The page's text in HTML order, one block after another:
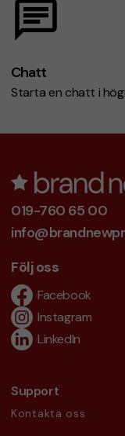
Chatt
Starta en chatt i
019-760 65 00
Följ oss
Facebook
Instagram
LinkedIn
Support
Kontakta oss